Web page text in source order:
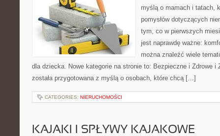
myślą o mamach i tatach,
pomysłów dotyczących
tym, co w pierwszych
jest naprawdę ważne:
można znaleźć wiele
dla dziecka. Nowe kategorie na stronie to: Bezpieczne i Zdrowe i
została przygotowana z myślą o osobach, które chcą […]
CATEGORIES: NIERUCHOMOŚCI
KAJAKI I SPŁYWY KAJAKOWE